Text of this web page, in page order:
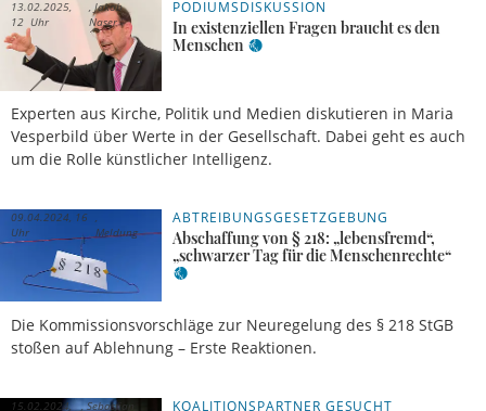
PODIUMSDISKUSSION
In existenziellen Fragen braucht es den
Menschen
Experten aus Kirche, Politik und Medien diskutieren in Maria
Vesperbild über Werte in der Gesellschaft. Dabei geht es auch
um die Rolle künstlicher Intelligenz.
13.02.2025,
12 Uhr
Jakob
Naser
ABTREIBUNGSGESETZGEBUNG
Abschaffung von § 218: „lebensfremd“,
„schwarzer Tag für die Menschenrechte“
Die Kommissionsvorschläge zur Neuregelung des § 218 StGB
stoßen auf Ablehnung – Erste Reaktionen.
09.04.2024, 16
Uhr
Meldung
KOALITIONSPARTNER GESUCHT
15.02.2024, Sebastian